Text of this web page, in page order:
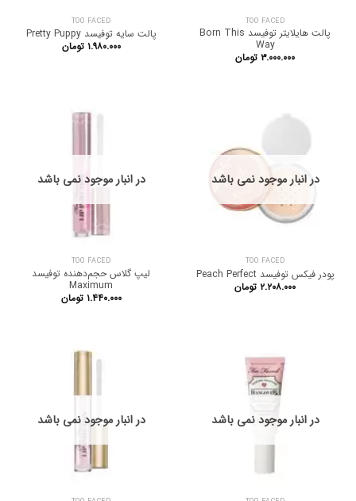
TOO FACED
پالت هایلایتر توفیسد Born This
Way
۳.۰۰۰.۰۰۰ تومان
TOO FACED
پالت سایه توفیسد Pretty Puppy
۱.۹۸۰.۰۰۰ تومان
در انبار موجود نمی باشد
TOO FACED
پودر فیکس توفیسد Peach Perfect
۲.۲۰۸.۰۰۰ تومان
در انبار موجود نمی باشد
TOO FACED
لیپ گلاس حجم‌دهنده توفیسد
Maximum
۱.۴۴۰.۰۰۰ تومان
در انبار موجود نمی باشد در انبار موجود نمی باشد